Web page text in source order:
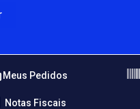
Meus Pedidos
Notas Fiscais